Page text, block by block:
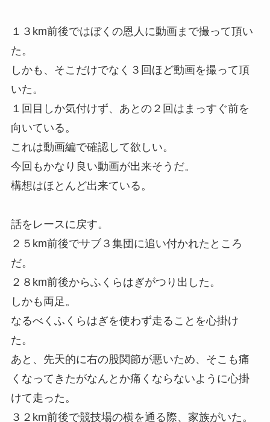
１３km前後ではぼくの恩人に動画まで撮って頂い
た。
しかも、そこだけでなく３回ほど動画を撮って頂
いた。
１回目しか気付けず、あとの２回はまっすぐ前を
向いている。
これは動画編で確認して欲しい。
今回もかなり良い動画が出来そうだ。
構想はほとんど出来ている。
話をレースに戻す。
２５km前後でサブ３集団に追い付かれたところ
だ。
２８km前後からふくらはぎがつり出した。
しかも両足。
なるべくふくらはぎを使わず走ることを心掛け
た。
あと、先天的に右の股関節が悪いため、そこも痛
くなってきたがなんとか痛くならないように心掛
けて走った。
３２km前後で競技場の横を通る際、家族がいた。